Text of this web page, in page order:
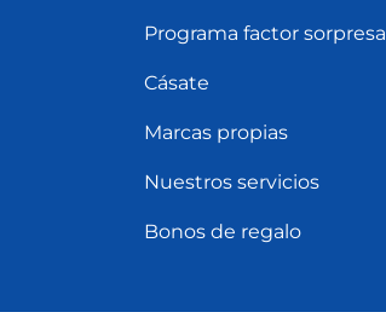
Programa factor sorpresa
Cásate
Marcas propias
Nuestros servicios
Bonos de regalo